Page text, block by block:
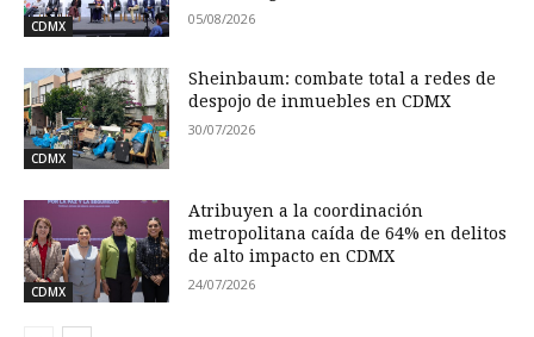
CDMX 05/08/2026
CDMX
Sheinbaum: combate total a redes de
despojo de inmuebles en CDMX
30/07/2026
CDMX
Atribuyen a la coordinación
metropolitana caída de 64% en delitos
de alto impacto en CDMX
24/07/2026